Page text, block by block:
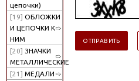
цепочки)
[19] ОБЛОЖКИ
И ЦЕПОЧКИ К
НИМ
[20] ЗНАЧКИ
МЕТАЛЛИЧЕСКИЕ
[21] МЕДАЛИ